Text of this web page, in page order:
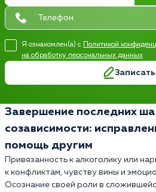
Я ознакомлен(а) с Политикой
на обработку персональных данных
Завершение последних
созависимости:
помощь другим
Привязанность к алкоголику или
к конфликтам, чувству вины и
Осознание своей роли в